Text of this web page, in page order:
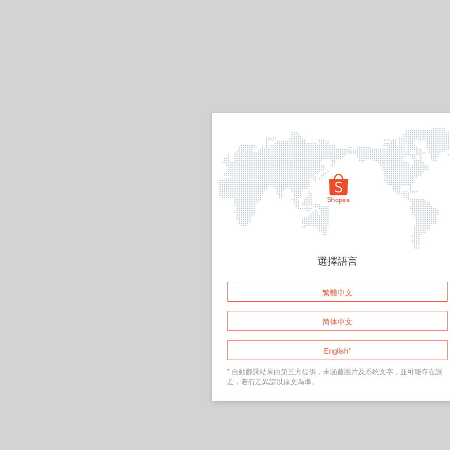
頁面無法顯示
登入
返回首頁
選擇語言
繁體中文
简体中文
English*
* 自動翻譯結果由第三方提供，未涵蓋圖片及系統文字，並可能存在誤
差，若有差異請以原文為準。